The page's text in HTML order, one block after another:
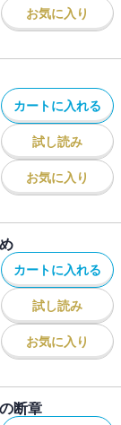
お気に入り
カートに入れる
試し読み
お気に入り
カートに入れる
試し読み
お気に入り
断章